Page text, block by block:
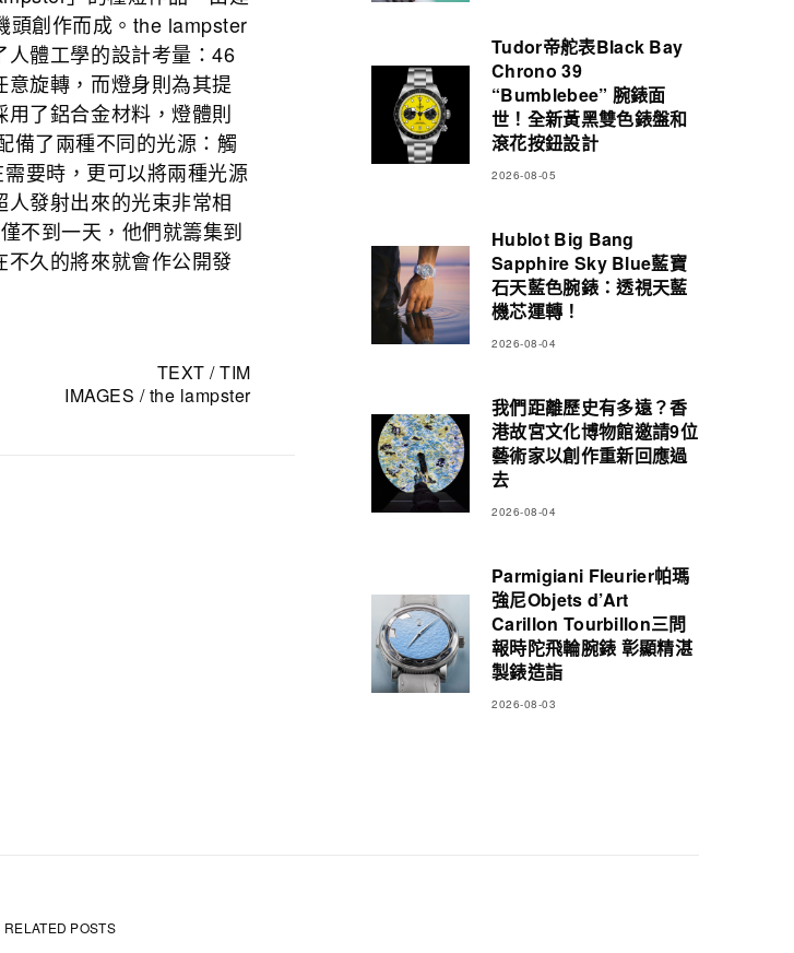
創作而成。 the lampster
體工學的設計考量：46
旋轉，而燈身則為其提
了鋁合金材料，燈體則
備了兩種不同的光源：觸
要時，更可以將兩種光源
發射出來的光束非常相
不到一天，他們就籌集到
久的將來就會作公開發
TEXT / TIM
IMAGES / the lampster
Tudor帝舵表Black Bay
Chrono 39
“Bumblebee” 腕錶面
世！全新黃黑雙色錶盤和
滾花按鈕設計
2026-08-05
Hublot Big Bang
Sapphire Sky Blue藍寶
石天藍色腕錶：透視天藍
機芯運轉！
2026-08-04
我們距離歷史有多遠？香
港故宮文化博物館邀請9位
藝術家以創作重新回應過
去
2026-08-04
Parmigiani Fleurier帕瑪
強尼Objets d’Art
Carillon Tourbillon三問
報時陀飛輪腕錶 彰顯精湛
製錶造詣
2026-08-03
RELATED POSTS